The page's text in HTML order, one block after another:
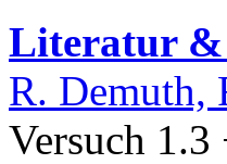
Literatur
R. Demuth,
Versuch 1.3